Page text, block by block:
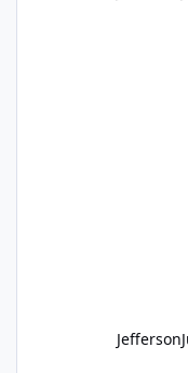
Jefferson